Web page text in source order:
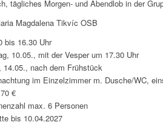
tägliches Morgen- und Abendlob in der
Magdalena Tikvíc OSB
bis 16.30 Uhr
10.05., mit der Vesper um 17.30 Uhr
14.05., nach dem Frühstück
im Einzelzimmer m. Dusche/WC,
€
max. 6 Personen
bis 10.04.2027